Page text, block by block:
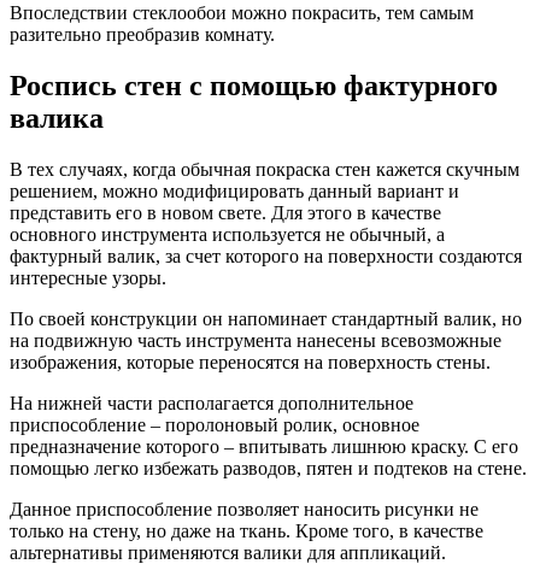
Впоследствии стеклообои можно покрасить, тем самым
разительно преобразив комнату.
Роспись стен с помощью фактурного
валика
В тех случаях, когда обычная покраска стен кажется скучным
решением, можно модифицировать данный вариант и
представить его в новом свете. Для этого в качестве
основного инструмента используется не обычный, а
фактурный валик, за счет которого на поверхности создаются
интересные узоры.
По своей конструкции он напоминает стандартный валик, но
на подвижную часть инструмента нанесены всевозможные
изображения, которые переносятся на поверхность стены.
На нижней части располагается дополнительное
приспособление – поролоновый ролик, основное
предназначение которого – впитывать лишнюю краску. С его
помощью легко избежать разводов, пятен и подтеков на стене.
Данное приспособление позволяет наносить рисунки не
только на стену, но даже на ткань. Кроме того, в качестве
альтернативы применяются валики для аппликаций.